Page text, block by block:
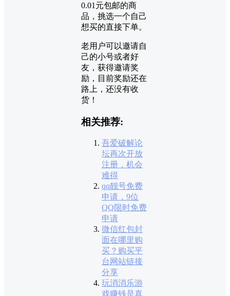
0.01元包邮的商
品，挑选一个自己
想买的直接下单。
老用户可以邀请自
己的小号或者好
友，获得邀请奖
励，目前奖励还在
路上，还没有收
货！
相关推荐:
吾爱破解论
坛再次开放
注册，机会
难得
qq靓号免费
申请，9位
QQ限时免费
申请
微信红包封
面在哪里购
买？购买平
台网站链接
分享
玩消消乐游
戏赚钱是真